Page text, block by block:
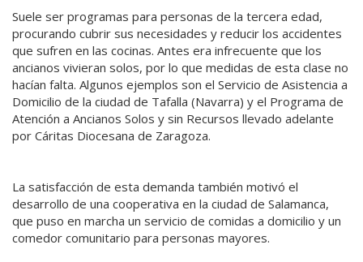
Suele ser programas para personas de la tercera edad,
procurando cubrir sus necesidades y reducir los accidentes
que sufren en las cocinas. Antes era infrecuente que los
ancianos vivieran solos, por lo que medidas de esta clase no
hacían falta. Algunos ejemplos son el Servicio de Asistencia a
Domicilio de la ciudad de Tafalla (Navarra) y el Programa de
Atención a Ancianos Solos y sin Recursos llevado adelante
por Cáritas Diocesana de Zaragoza.
La satisfacción de esta demanda también motivó el
desarrollo de una cooperativa en la ciudad de Salamanca,
que puso en marcha un servicio de comidas a domicilio y un
comedor comunitario para personas mayores.